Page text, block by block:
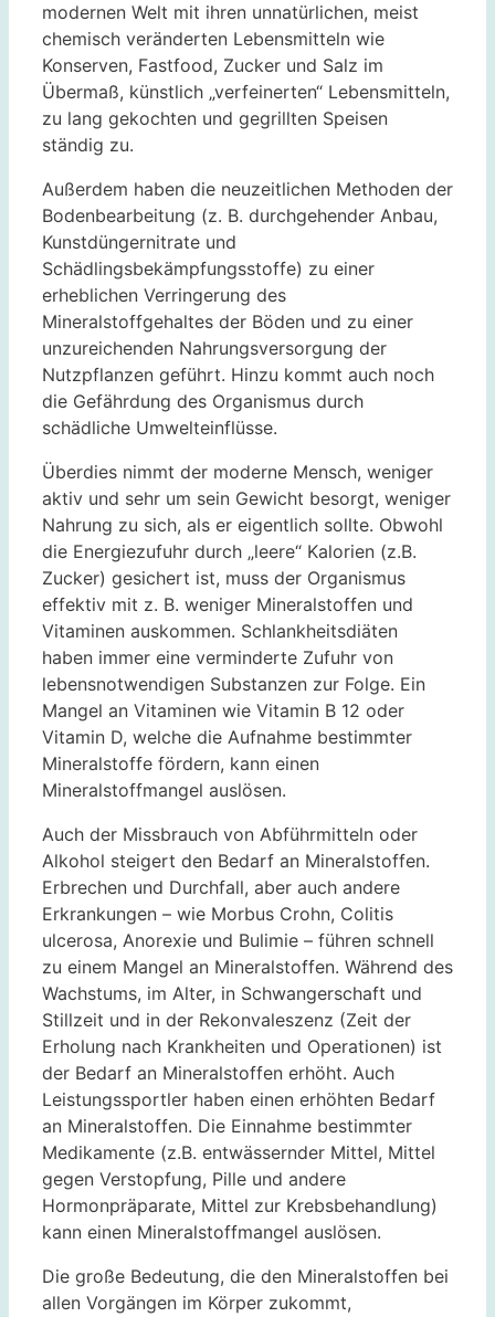
modernen Welt mit ihren unnatürlichen, meist
chemisch veränderten Lebensmitteln wie
Konserven, Fastfood, Zucker und Salz im
Übermaß, künstlich „verfeinerten“ Lebensmitteln,
zu lang gekochten und gegrillten Speisen
ständig zu.
Außerdem haben die neuzeitlichen Methoden der
Bodenbearbeitung (z. B. durchgehender Anbau,
Kunstdüngernitrate und
Schädlingsbekämpfungsstoffe) zu einer
erheblichen Verringerung des
Mineralstoffgehaltes der Böden und zu einer
unzureichenden Nahrungsversorgung der
Nutzpflanzen geführt. Hinzu kommt auch noch
die Gefährdung des Organismus durch
schädliche Umwelteinflüsse.
Überdies nimmt der moderne Mensch, weniger
aktiv und sehr um sein Gewicht besorgt, weniger
Nahrung zu sich, als er eigentlich sollte. Obwohl
die Energiezufuhr durch „leere“ Kalorien (z.B.
Zucker) gesichert ist, muss der Organismus
effektiv mit z. B. weniger Mineralstoffen und
Vitaminen auskommen. Schlankheitsdiäten
haben immer eine verminderte Zufuhr von
lebensnotwendigen Substanzen zur Folge. Ein
Mangel an Vitaminen wie Vitamin B 12 oder
Vitamin D, welche die Aufnahme bestimmter
Mineralstoffe fördern, kann einen
Mineralstoffmangel auslösen.
Auch der Missbrauch von Abführmitteln oder
Alkohol steigert den Bedarf an Mineralstoffen.
Erbrechen und Durchfall, aber auch andere
Erkrankungen – wie Morbus Crohn, Colitis
ulcerosa, Anorexie und Bulimie – führen schnell
zu einem Mangel an Mineralstoffen. Während des
Wachstums, im Alter, in Schwangerschaft und
Stillzeit und in der Rekonvaleszenz (Zeit der
Erholung nach Krankheiten und Operationen) ist
der Bedarf an Mineralstoffen erhöht. Auch
Leistungssportler haben einen erhöhten Bedarf
an Mineralstoffen. Die Einnahme bestimmter
Medikamente (z.B. entwässernder Mittel, Mittel
gegen Verstopfung, Pille und andere
Hormonpräparate, Mittel zur Krebsbehandlung)
kann einen Mineralstoffmangel auslösen.
Die große Bedeutung, die den Mineralstoffen bei
allen Vorgängen im Körper zukommt,